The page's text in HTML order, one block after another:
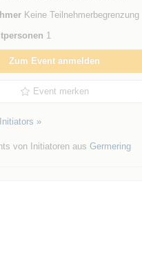
Keine Teilnehmerbegrenzung
1
Zum Event anmelden
Event merken
»
von Initiatoren aus Germering